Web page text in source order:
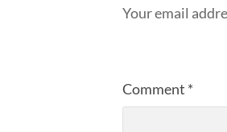
Your email
Comment *